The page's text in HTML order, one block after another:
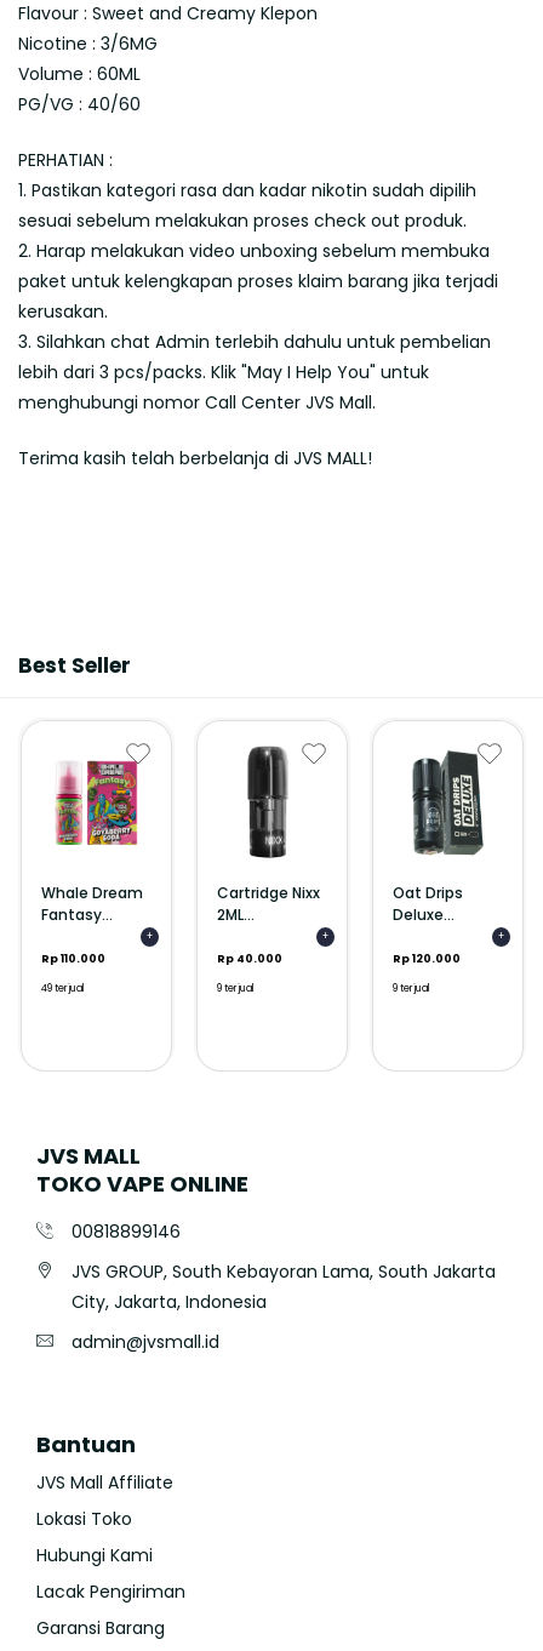
Flavour : Sweet and Creamy Klepon
Nicotine : 3/6MG
Volume : 60ML
PG/VG : 40/60
PERHATIAN :
1. Pastikan kategori rasa dan kadar nikotin sudah dipilih
sesuai sebelum melakukan proses check out produk.
2. Harap melakukan video unboxing sebelum membuka
paket untuk kelengkapan proses klaim barang jika terjadi
kerusakan.
3. Silahkan chat Admin terlebih dahulu untuk pembelian
lebih dari 3 pcs/packs. Klik "May I Help You" untuk
menghubungi nomor Call Center JVS Mall.
Terima kasih telah berbelanja di JVS MALL!
Best Seller
Whale Dream
Fantasy...
Rp 110.000
49 terjual
+
Cartridge Nixx
2ML...
Rp 40.000
9 terjual
+
Oat Drips
Deluxe...
Rp 120.000
9 terjual
+
JVS MALL
TOKO VAPE ONLINE
00818899146
JVS GROUP, South Kebayoran Lama, South Jakarta
City, Jakarta, Indonesia
admin@jvsmall.id
Bantuan
JVS Mall Affiliate
Lokasi Toko
Hubungi Kami
Lacak Pengiriman
Garansi Barang